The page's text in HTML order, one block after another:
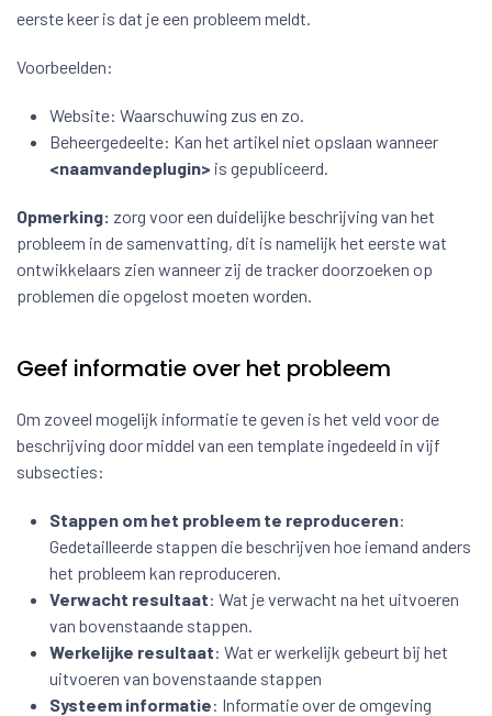
eerste keer is dat je een probleem meldt.
Voorbeelden:
Website: Waarschuwing zus en zo.
Beheergedeelte: Kan het artikel niet opslaan wanneer
<naamvandeplugin> is gepubliceerd.
Opmerking: zorg voor een duidelijke beschrijving van het
probleem in de samenvatting, dit is namelijk het eerste wat
ontwikkelaars zien wanneer zij de tracker doorzoeken op
problemen die opgelost moeten worden.
Geef informatie over het probleem
Om zoveel mogelijk informatie te geven is het veld voor de
beschrijving door middel van een template ingedeeld in vijf
subsecties:
Stappen om het probleem te reproduceren:
Gedetailleerde stappen die beschrijven hoe iemand anders
het probleem kan reproduceren.
Verwacht resultaat: Wat je verwacht na het uitvoeren
van bovenstaande stappen.
Werkelijke resultaat: Wat er werkelijk gebeurt bij het
uitvoeren van bovenstaande stappen
Systeem informatie: Informatie over de omgeving